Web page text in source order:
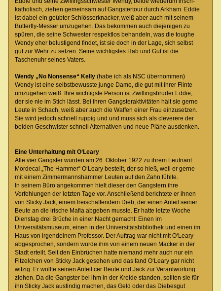
katholisch, ziehen gemeinsam auf Gangstertour durch Arkham. Eddie
ist dabei ein geübter Schlösserknacker, weiß aber auch mit seinem
Butterfly-Messer umzugehen. Das bekommen auch diejenigen zu
spüren, die seine Schwester respektlos behandeln, was die toughe
Wendy eher belustigend findet, ist sie doch in der Lage, sich selbst
gut zur Wehr zu setzen. Seine wichtigstes Hab und Gut ist die
Taschenuhr seines Vaters.
Wendy „No Nonsense“ Kelly(habe ich als NSC übernommen)
Wendy ist eine selbstbewusste junge Dame, die gut mit ihrer Flinte
umzugehen weiß. Ihre wichtigste Person ist Zwillingsbruder Eddie,
der sie nie im Stich lässt. Bei ihren Gangsteraktivitäten hält sie gerne
Leute in Schach, weiß aber auch die Waffen einer Frau einzusetzen.
Sie wird jedoch schnell ruppig und und muss sich als cleverere der
beiden Geschwister schnell Alternativen und neue Pläne ausdenken.
Eine Unterhaltung mit O‘Leary
Alle vier Gangster wurden am 26. Oktober 1922 zu ihrem Leutnant
Mordecai „The Hammer“ O‘Leary bestellt, der so hieß, weil er gerne
mit einem Zimmermannshammer Leuten auf den Zahn fühlte.
In seinem Büro angekommen hielt dieser den Gangstern ihre
Verfehlungen der letzten Tage vor. Anschließend berichtete er ihnen
von Sticky Jack, einem freischaffendem Dieb, der einen Anteil seiner
Beute an die irische Mafia abgeben musste. Er hatte letzte Woche
Dienstag drei Brüche in einer Nacht gemacht: Einen im
Universitätsmuseum, einen in der Universitätsbibliothek und einen im
Haus von irgendeinem Professor. Der Auftrag war nicht mit O‘Leary
abgesprochen, sondern wurde ihm von einem neuen Macker in der
Stadt erteilt. Seit den Einbrüchen hatte niemand mehr auch nur ein
Fitzelchen von Sticky Jack gesehen und das fand O‘Leary gar nicht
witzig. Er wollte seinen Anteil cer Beute und Jack zur Verantwortung
ziehen. Da die Gangster bei ihm in der Kreide standen, sollten sie für
ihn Sticky Jack ausfindig machen, das Geld oder das Diebesgut